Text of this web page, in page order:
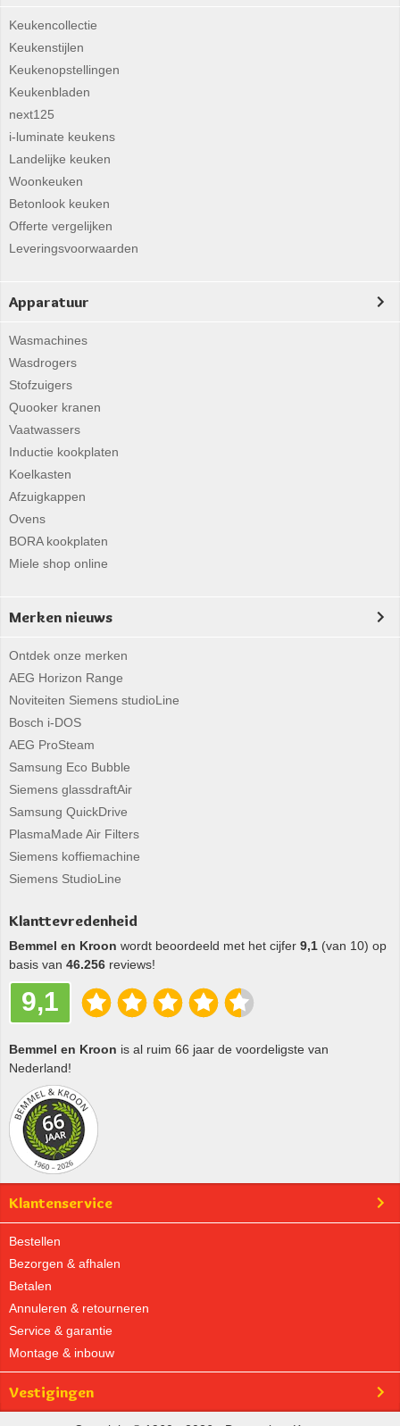
Keukencollectie
Keukenstijlen
Keukenopstellingen
Keukenbladen
next125
i-luminate keukens
Landelijke keuken
Woonkeuken
Betonlook keuken
Offerte vergelijken
Leveringsvoorwaarden
Apparatuur
Wasmachines
Wasdrogers
Stofzuigers
Quooker kranen
Vaatwassers
Inductie kookplaten
Koelkasten
Afzuigkappen
Ovens
BORA kookplaten
Miele shop online
Merken nieuws
Ontdek onze merken
AEG Horizon Range
Noviteiten Siemens studioLine
Bosch i-DOS
AEG ProSteam
Samsung Eco Bubble
Siemens glassdraftAir
Samsung QuickDrive
PlasmaMade Air Filters
Siemens koffiemachine
Siemens StudioLine
Klanttevredenheid
Bemmel en Kroon wordt beoordeeld met het cijfer 9,1 (van 10) op
basis van 46.256 reviews!
9,1
Bemmel en Kroon is al ruim 66 jaar de voordeligste van
Nederland!
Klantenservice
Bestellen
Bezorgen & afhalen
Betalen
Annuleren & retourneren
Service & garantie
Montage & inbouw
Vestigingen